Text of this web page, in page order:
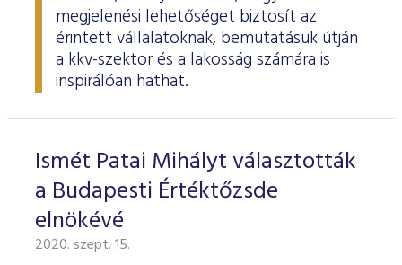
megjelenési lehetőséget biztosít az
érintett vállalatoknak, bemutatásuk útján
a kkv-szektor és a lakosság számára is
inspirálóan hathat.
Ismét Patai Mihályt választották
a Budapesti Értéktőzsde
elnökévé
2020. szept. 15.